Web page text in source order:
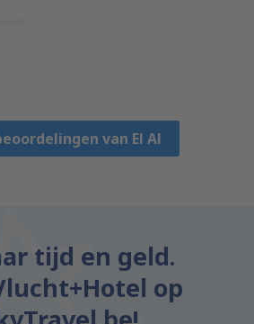
van El Al
tijd en geld.
op